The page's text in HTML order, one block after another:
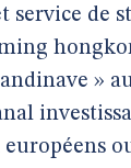
service de
»